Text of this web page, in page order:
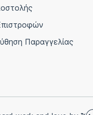
Παραγγελίας